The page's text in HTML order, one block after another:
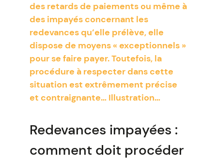
des retards de paiements ou même à
des impayés concernant les
redevances qu’elle prélève, elle
dispose de moyens « exceptionnels »
pour se faire payer. Toutefois, la
procédure à respecter dans cette
situation est extrêmement précise
et contraignante… Illustration…
Redevances impayées :
comment doit procéder